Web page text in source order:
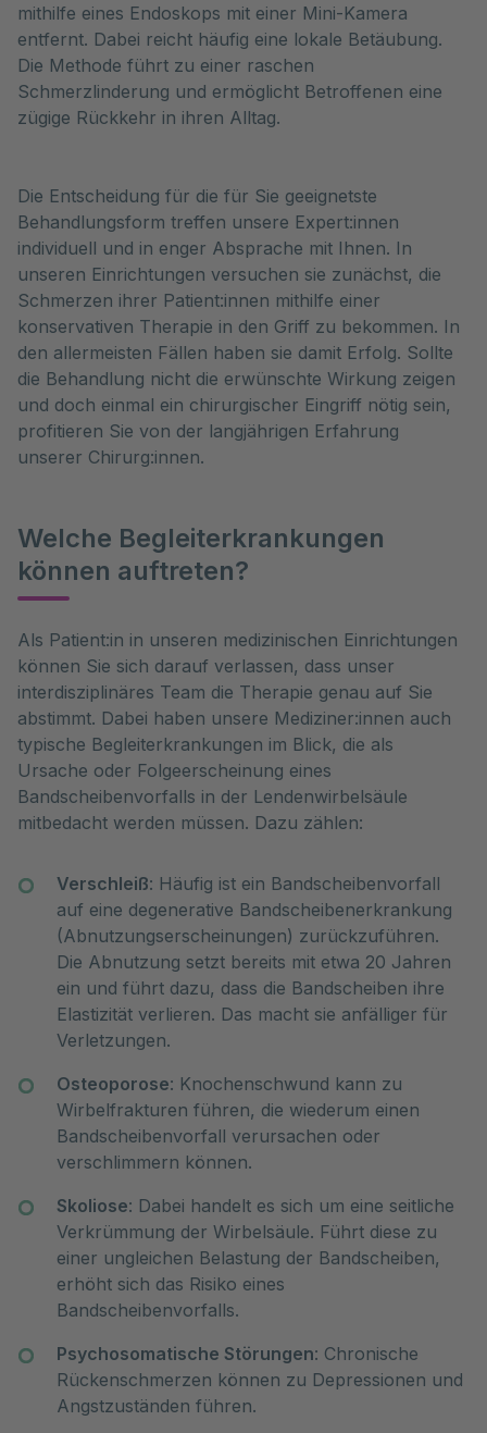
mithilfe eines Endoskops mit einer Mini-Kamera
entfernt. Dabei reicht häufig eine lokale Betäubung.
Die Methode führt zu einer raschen
Schmerzlinderung und ermöglicht Betroffenen eine
zügige Rückkehr in ihren Alltag.
Die Entscheidung für die für Sie geeignetste
Behandlungsform treffen unsere Expert:innen
individuell und in enger Absprache mit Ihnen. In
unseren Einrichtungen versuchen sie zunächst, die
Schmerzen ihrer Patient:innen mithilfe einer
konservativen Therapie in den Griff zu bekommen. In
den allermeisten Fällen haben sie damit Erfolg. Sollte
die Behandlung nicht die erwünschte Wirkung zeigen
und doch einmal ein chirurgischer Eingriff nötig sein,
profitieren Sie von der langjährigen Erfahrung
unserer Chirurg:innen.
Welche Begleiterkrankungen
können auftreten?
Als Patient:in in unseren medizinischen Einrichtungen
können Sie sich darauf verlassen, dass unser
interdisziplinäres Team die Therapie genau auf Sie
abstimmt. Dabei haben unsere Mediziner:innen auch
typische Begleiterkrankungen im Blick, die als
Ursache oder Folgeerscheinung eines
Bandscheibenvorfalls in der Lendenwirbelsäule
mitbedacht werden müssen. Dazu zählen:
Verschleiß: Häufig ist ein Bandscheibenvorfall
auf eine degenerative Bandscheibenerkrankung
(Abnutzungserscheinungen) zurückzuführen.
Die Abnutzung setzt bereits mit etwa 20 Jahren
ein und führt dazu, dass die Bandscheiben ihre
Elastizität verlieren. Das macht sie anfälliger für
Verletzungen.
Osteoporose: Knochenschwund kann zu
Wirbelfrakturen führen, die wiederum einen
Bandscheibenvorfall verursachen oder
verschlimmern können.
Skoliose: Dabei handelt es sich um eine seitliche
Verkrümmung der Wirbelsäule. Führt diese zu
einer ungleichen Belastung der Bandscheiben,
erhöht sich das Risiko eines
Bandscheibenvorfalls.
Psychosomatische Störungen: Chronische
Rückenschmerzen können zu Depressionen und
Angstzuständen führen.